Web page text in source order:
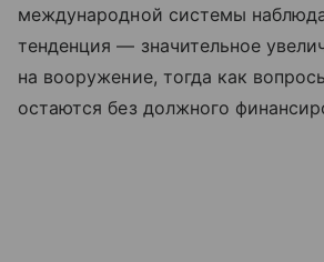
международной системы
тенденция — значительное
на вооружение, тогда как
остаются без должного